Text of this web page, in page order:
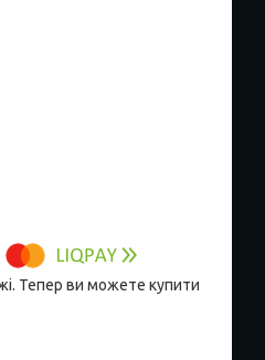
Тепер ви можете купити